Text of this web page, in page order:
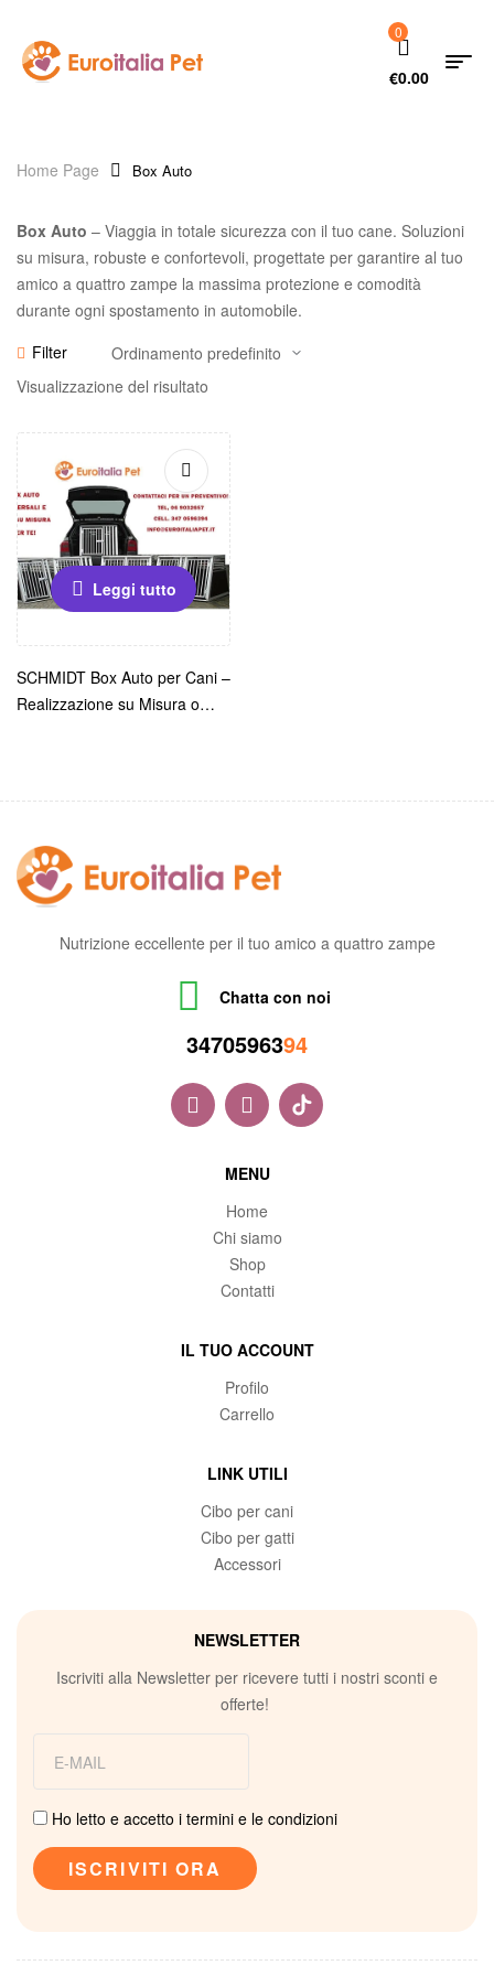
0
€0.00
Home Page Box Auto
Box Auto – Viaggia in totale sicurezza con il tuo cane. Soluzioni
su misura, robuste e confortevoli, progettate per garantire al tuo
amico a quattro zampe la massima protezione e comodità
durante ogni spostamento in automobile.
Filter
Visualizzazione del risultato
Leggi tutto
SCHMIDT Box Auto per Cani –
Realizzazione su Misura o
Nutrizione eccellente per il tuo amico a quattro zampe
Chatta con noi
3470596394
MENU
Home
Chi siamo
Shop
Contatti
IL TUO ACCOUNT
Profilo
Carrello
LINK UTILI
Cibo per cani
Cibo per gatti
Accessori
NEWSLETTER
Iscriviti alla Newsletter per ricevere tutti i nostri sconti e
offerte!
Ho letto e accetto i termini e le condizioni